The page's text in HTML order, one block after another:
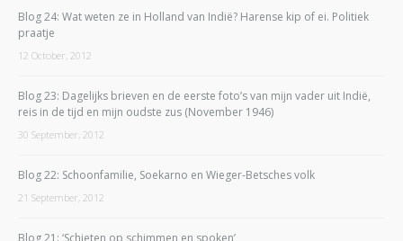
Blog 24: Wat weten ze in Holland van Indië? Harense kip of ei. Politiek
praatje
12 October, 2012
Blog 23: Dagelijks brieven en de eerste foto’s van mijn vader uit Indië,
reis in de tijd en mijn oudste zus (November 1946)
30 September, 2012
Blog 22: Schoonfamilie, Soekarno en Wieger-Betsches volk
21 September, 2012
Blog 21: ‘Schieten op schimmen en spoken’